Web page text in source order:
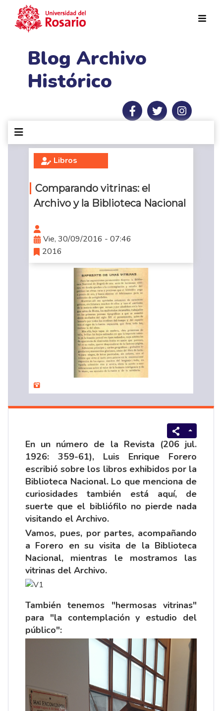
Blog Archivo
Histórico
Libros
Comparando vitrinas: el
Archivo y la Biblioteca Nacional
Vie, 30/09/2016 - 07:46
2016
En un número de la Revista (206 jul.
1926: 359-61), Luis Enrique Forero
escribió sobre los libros exhibidos por la
Biblioteca Nacional. Lo que menciona de
curiosidades también está aquí, de
suerte que el bibliófilo no pierde nada
visitando el Archivo.
Vamos, pues, por partes, acompañando
a Forero en su visita de la Biblioteca
Nacional, mientras le mostramos las
vitrinas del Archivo.
También tenemos "hermosas vitrinas"
para "la contemplación y estudio del
público":